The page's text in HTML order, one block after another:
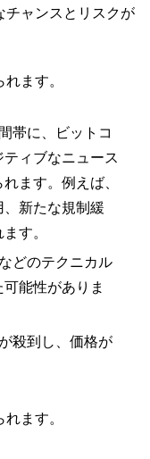
チャンスとリスクが
ます。
帯に、ビットコ
ィブなニュース
ます。例えば、
新たな規制緩
す。
どのテクニカル
能性がありま
殺到し、価格が
ます。